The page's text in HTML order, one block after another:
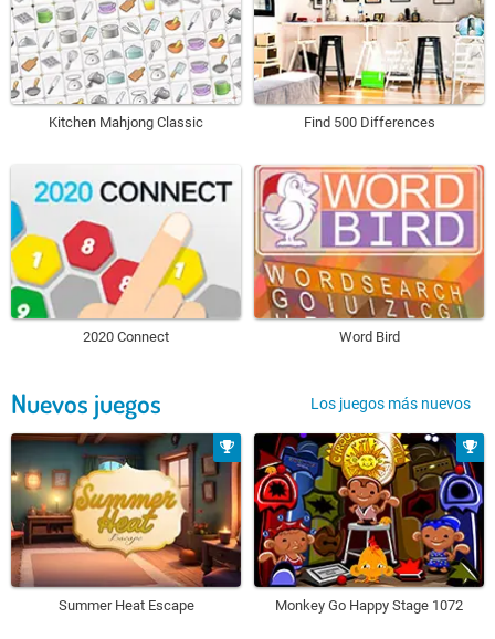
Kitchen Mahjong Classic Find 500 Differences
2020 Connect Word Bird
Nuevos juegos Los juegos más nuevos
Summer Heat Escape Monkey Go Happy Stage 1072